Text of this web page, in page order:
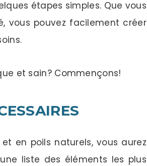
étapes simples. Que vous
vous pouvez facilement créer
et sain? Commençons!
en poils naturels, vous aurez
liste des éléments les plus